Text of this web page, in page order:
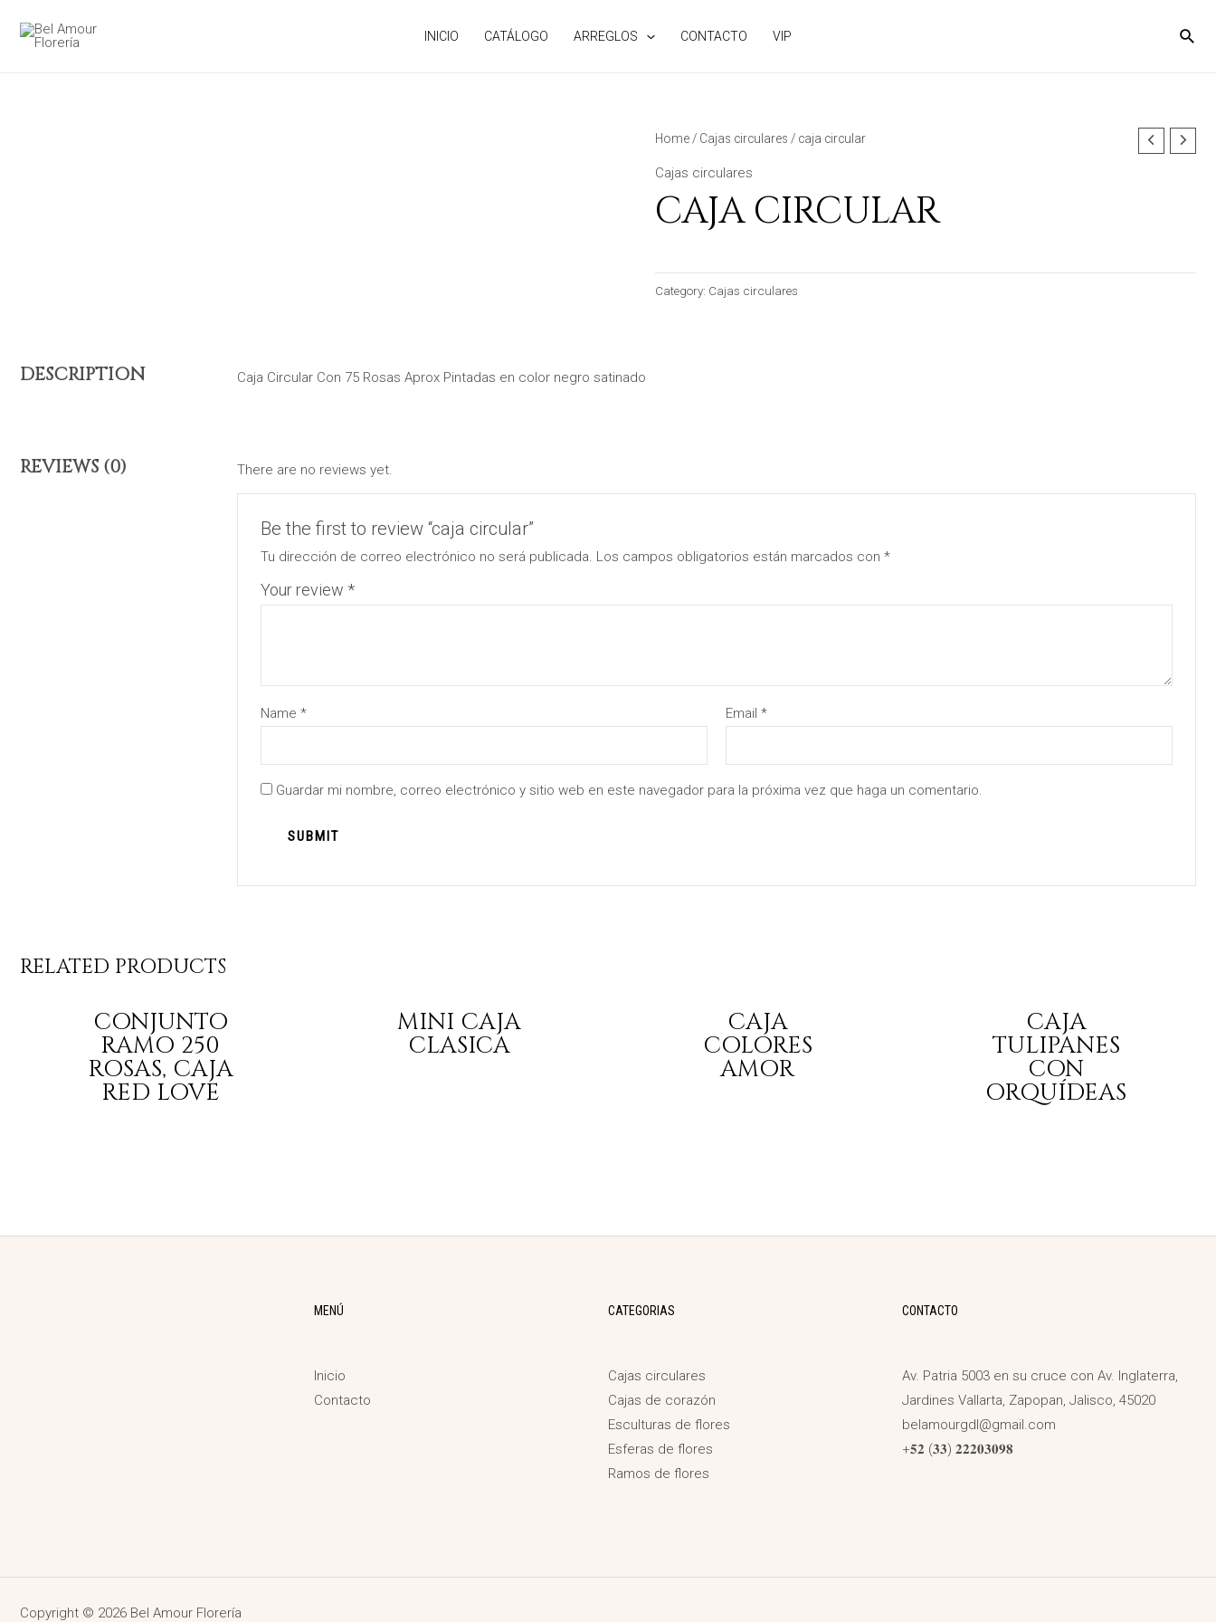
INICIO CATÁLOGO ARREGLOS CONTACTO VIP
Home / Cajas circulares / caja circular
Cajas circulares
CAJA CIRCULAR
Category: Cajas circulares
DESCRIPTION Caja Circular Con 75 Rosas Aprox Pintadas en color negro satinado
REVIEWS (0) There are no reviews yet.
Be the first to review “caja circular”
Tu dirección de correo electrónico no será publicada. Los campos obligatorios están marcados con*
Your review *
Name* Email*
Guardar mi nombre, correo electrónico y sitio web en este navegador para la próxima vez que haga un comentario.
RELATED PRODUCTS
CONJUNTO
RAMO 250
ROSAS, CAJA
RED LOVE
MINI CAJA
CLASICA
CAJA
COLORES
AMOR
CAJA
TULIPANES
CON
ORQUÍDEAS
MENÚ
Inicio
Contacto
CATEGORIAS
Cajas circulares
Cajas de corazón
Esculturas de flores
Esferas de flores
Ramos de flores
CONTACTO
Av. Patria 5003 en su cruce con Av. Inglaterra,
Jardines Vallarta, Zapopan, Jalisco, 45020
belamourgdl@gmail.com
+𝟓𝟐 (𝟑𝟑) 𝟐𝟐𝟐𝟎𝟑𝟎𝟗𝟖
Copyright © 2026 Bel Amour Florería